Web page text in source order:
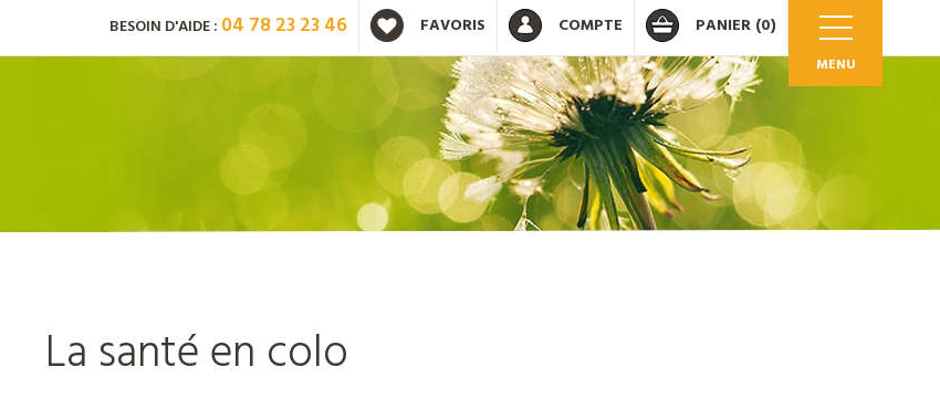
MENU
PANIER (0)
COMPTE
OK
Nouveau client ?
FAVORIS
BESOIN D'AIDE : 04 78 23 23 46
La santé en colo